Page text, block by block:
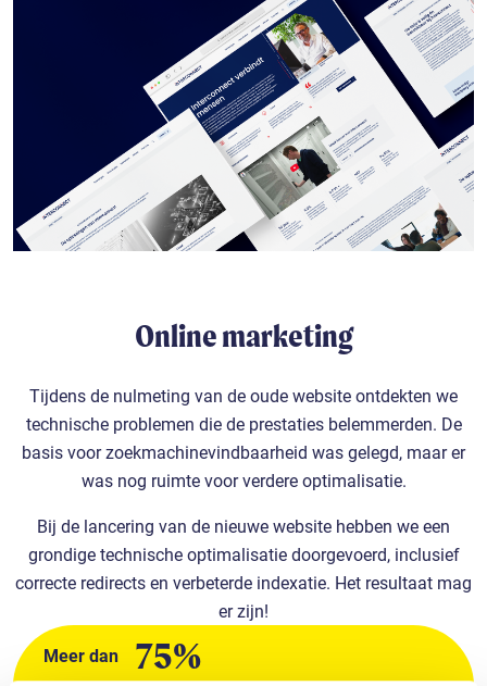
Online marketing
Tijdens de nulmeting van de oude website ontdekten we
technische problemen die de prestaties belemmerden. De
basis voor zoekmachinevindbaarheid was gelegd, maar er
was nog ruimte voor verdere optimalisatie.
Bij de lancering van de nieuwe website hebben we een
grondige technische optimalisatie doorgevoerd, inclusief
correcte redirects en verbeterde indexatie. Het resultaat mag
er zijn!
Meer dan
75%